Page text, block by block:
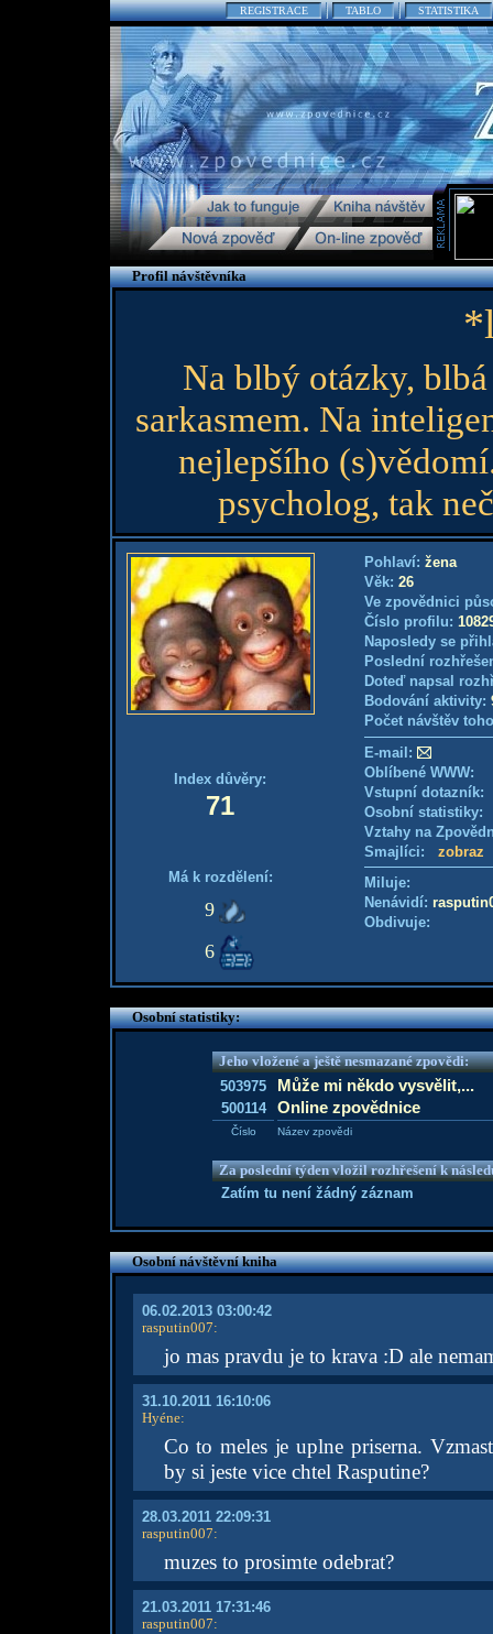
REGISTRACE TABLO STATISTIKA
Profil návštěvníka
Na blbý otázky,
sarkasmem. Na
nejlepšího
psycholog, tak
Index důvěry:
71
Má k rozdělení:
9
6
Pohlaví: žena
Věk: 26
Ve zpovědnici
Číslo profilu:
Naposledy se
Poslední
Doteď napsal
Bodování aktivity:
Počet návštěv
E-mail:
Oblíbené WWW:
Vstupní
Osobní
Vztahy na
Smajlíci: zobraz
Miluje:
Nenávidí:
Obdivuje:
Osobní statistiky:
Jeho vložené a ještě nesmazané zpovědi:
503975
Může mi někdo vysvělit,...
500114 Online zpovědnice
Číslo Název zpovědi
Za poslední týden vložil rozhřešení k
Zatím tu není žádný záznam
Osobní návštěvní kniha
06.02.2013 03:00:42
rasputin007:
jo mas pravdu je to krava :D ale
31.10.2011 16:10:06
Hyéne:
Co to meles je uplne priserna.
by si jeste vice chtel Rasputine?
28.03.2011 22:09:31
rasputin007:
muzes to prosimte odebrat?
21.03.2011 17:31:46
rasputin007: